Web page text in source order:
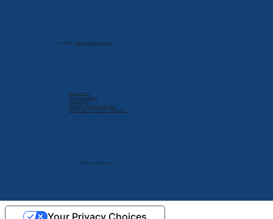
© 2024 by V2 Group LLC.
Privacy Policy
Terms & Conditions
Cookie Policy
Delete My Personal Infomation
Do Not Sell My Personal Information
Contact: info@cdlexpert.com
Your Privacy Choices